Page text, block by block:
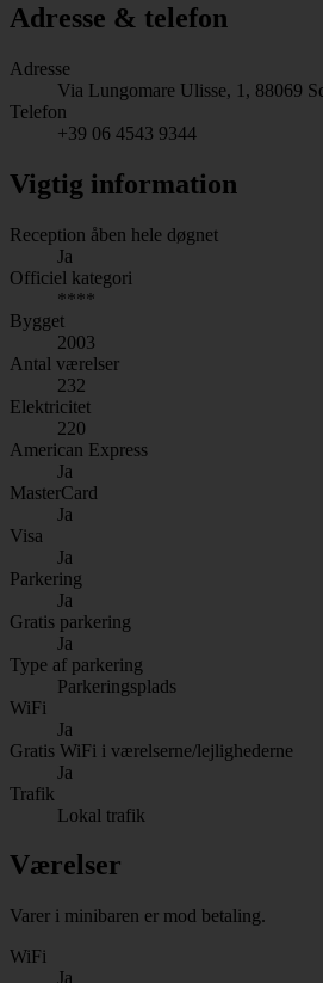
Adresse & telefon
Adresse
Via Lungomare Ulisse, 1, 88069
Telefon
+39 06 4543 9344
Vigtig information
Reception åben hele døgnet
Ja
Officiel kategori
****
Bygget
2003
Antal værelser
232
Elektricitet
220
American Express
Ja
MasterCard
Ja
Visa
Ja
Parkering
Ja
Gratis parkering
Ja
Type af parkering
Parkeringsplads
WiFi
Ja
Gratis WiFi i værelserne/lejlighederne
Ja
Trafik
Lokal trafik
Værelser
Varer i minibaren er mod betaling.
WiFi
Ja